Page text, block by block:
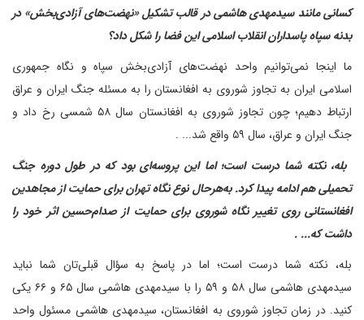
کسانی مانند سیدمهدی هاشمی در قالب تشکیل «نهضت‌های آزادی‌بخش» در
بدنه سپاه پاسداران انقلاب اسلامی این فضا را شکل داد؟
ما اینجا نمی‌توانیم واحد نهضت‌های آزادی‌بخش سپاه و نگاه جمهوری
اسلامی ایران به تجاوز شوروی به افغانستان را به مسئله جنگ ایران و عراق
ارتباط دهیم؛ چون تجاوز شوروی به افغانستان سال ۵۸ شمسی رخ داد و
جنگ ایران و عراق، سال ۵۹ واقع شد... .
‌ بله، نکته شما درست است؛ اما این پروسه‌ای بود که در طول دوره جنگ
تحمیلی هم ادامه پیدا کرد. به‌هر‌حال نوع نگاه تهران برای حمایت از مجاهدین
افغانستانی روی تغییر نگاه شوروی برای حمایت از صدام‌حسین اثر خود را
داشت که... .
بله، نکته شما درست است؛ اما در پاسخ به سؤال قبلی‌تان شما نباید
سیدمهدی هاشمی سال ۵۸ و ۵۹ را با سیدمهدی هاشمی سال ۶۵ و ۶۶ یکی
کنید. در زمان تجاوز شوروی به افغانستان، سیدمهدی هاشمی مسئول واحد